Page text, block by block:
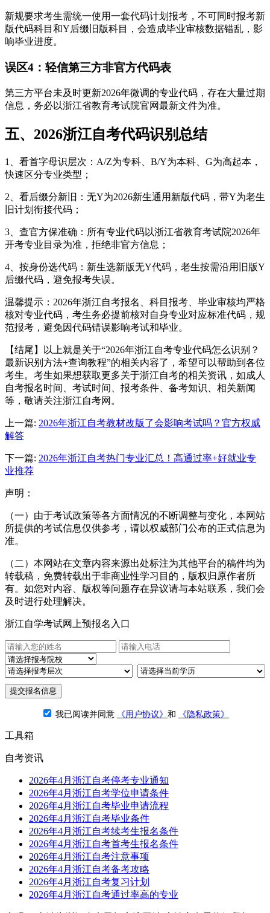
新规要求考生需统一使用一套代码计划报考，不可同时报考新
版代码科目和Y后缀旧版科目，会造成毕业审核数据错乱，影
响毕业进度。
误区4：轻信第三方非官方代码表
第三方平台未及时更新2026年微调的专业代码，存在大量过期
信息，务必以浙江省教育考试院官网最新文件为准。
五、2026浙江自考代码识别总结
1、看首字母识层次：A/Z为专科、B/Y为本科、G为高起本，
快速区分专业类型；
2、看后缀分新旧：无Y为2026新生通用新版代码，带Y为老生
旧计划衔接代码；
3、查官方保准确：所有专业代码以浙江省教育考试院2026年
开考专业目录为准，拒绝非官方信息；
4、按身份选代码：新生选新版无Y代码，老生按需沿用旧版Y
后缀代码，避免报考失误。
温馨提示：2026年浙江自考报名、科目报考、毕业审核均严格
核对专业代码，考生务必提前核对自身专业对应标准代码，规
范报考，避免因代码错误影响考试和毕业。
【结尾】以上就是关于“2026年浙江自考专业代码怎么识别？
最新识别方法+查询教程”的相关内容了，希望可以帮助到各位
考生。考生如果想获取更多关于浙江自考的相关资讯，如成人
自考报名时间、考试时间、报考条件、备考知识、相关新闻
等，敬请关注浙江自考网。
上一篇: 2026年浙江自考教材改版了会影响考试吗？官方权威
解答
下一篇: 2026年浙江自考热门专业汇总！高通过率+好就业专
业推荐
声明：
（一）由于考试政策等各方面情况的不断调整与变化，本网站
所提供的考试信息仅供参考，请以权威部门公布的正式信息为
准。
（二）本网站在文章内容来源出处标注为其他平台的稿件均为
转载稿，免费转载出于非商业性学习目的，版权归原作者所
有。如您对内容、版权等问题存在异议请与本站联系，我们会
及时进行处理解决。
浙江自学考试网上预报名入口
提交报名信息
我已阅读并同意 《用户协议》 和 《隐私政策》
工具箱
自考资讯
2026年4月浙江自考停考专业通知
2026年4月浙江自考学位申请条件
2026年4月浙江自考毕业申请流程
2026年4月浙江自考毕业条件
2026年4月浙江自考续考生报名条件
2026年4月浙江自考首考生报名条件
2026年4月浙江自考注意事项
2026年4月浙江自考备考攻略
2026年4月浙江自考复习计划
2026年4月浙江自考通过率高的专业